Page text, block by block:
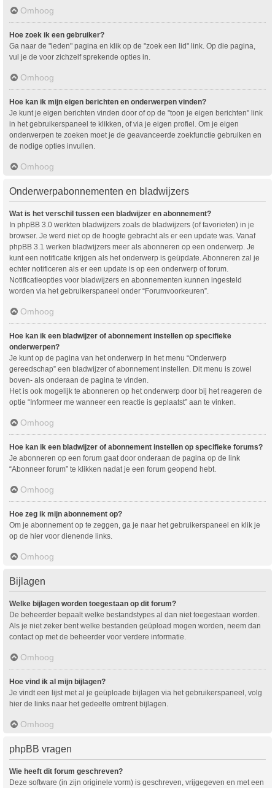
Omhoog
Hoe zoek ik een gebruiker?
Ga naar de "leden" pagina en klik op de "zoek een lid" link. Op die pagina,
vul je de voor zichzelf sprekende opties in.
Omhoog
Hoe kan ik mijn eigen berichten en onderwerpen vinden?
Je kunt je eigen berichten vinden door of op de "toon je eigen berichten" link
in het gebruikerspaneel te klikken, of via je eigen profiel. Om je eigen
onderwerpen te zoeken moet je de geavanceerde zoekfunctie gebruiken en
de nodige opties invullen.
Omhoog
Onderwerpabonnementen en bladwijzers
Wat is het verschil tussen een bladwijzer en abonnement?
In phpBB 3.0 werkten bladwijzers zoals de bladwijzers (of favorieten) in je
browser. Je werd niet op de hoogte gebracht als er een update was. Vanaf
phpBB 3.1 werken bladwijzers meer als abonneren op een onderwerp. Je
kunt een notificatie krijgen als het onderwerp is geüpdate. Abonneren zal je
echter notificeren als er een update is op een onderwerp of forum.
Notificatieopties voor bladwijzers en abonnementen kunnen ingesteld
worden via het gebruikerspaneel onder “Forumvoorkeuren”.
Omhoog
Hoe kan ik een bladwijzer of abonnement instellen op specifieke
onderwerpen?
Je kunt op de pagina van het onderwerp in het menu “Onderwerp
gereedschap” een bladwijzer of abonnement instellen. Dit menu is zowel
boven- als onderaan de pagina te vinden.
Het is ook mogelijk te abonneren op het onderwerp door bij het reageren de
optie “Informeer me wanneer een reactie is geplaatst” aan te vinken.
Omhoog
Hoe kan ik een bladwijzer of abonnement instellen op specifieke forums?
Je abonneren op een forum gaat door onderaan de pagina op de link
“Abonneer forum” te klikken nadat je een forum geopend hebt.
Omhoog
Hoe zeg ik mijn abonnement op?
Om je abonnement op te zeggen, ga je naar het gebruikerspaneel en klik je
op de hier voor dienende links.
Omhoog
Bijlagen
Welke bijlagen worden toegestaan op dit forum?
De beheerder bepaalt welke bestandstypes al dan niet toegestaan worden.
Als je niet zeker bent welke bestanden geüpload mogen worden, neem dan
contact op met de beheerder voor verdere informatie.
Omhoog
Hoe vind ik al mijn bijlagen?
Je vindt een lijst met al je geüploade bijlagen via het gebruikerspaneel, volg
hier de links naar het gedeelte omtrent bijlagen.
Omhoog
phpBB vragen
Wie heeft dit forum geschreven?
Deze software (in zijn originele vorm) is geschreven, vrijgegeven en met een